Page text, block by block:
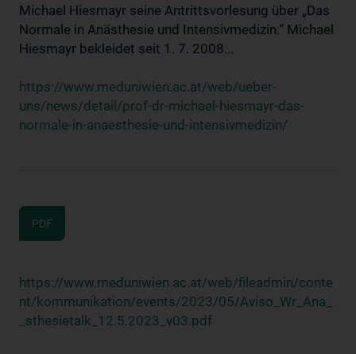
Michael Hiesmayr seine Antrittsvorlesung über „Das
Normale in Anästhesie und Intensivmedizin.“ Michael
Hiesmayr bekleidet seit 1. 7. 2008...
https://www.meduniwien.ac.at/web/ueber-
uns/news/detail/prof-dr-michael-hiesmayr-das-
normale-in-anaesthesie-und-intensivmedizin/
PDF
https://www.meduniwien.ac.at/web/fileadmin/conte
nt/kommunikation/events/2023/05/Aviso_Wr_Ana_
_sthesietalk_12.5.2023_v03.pdf